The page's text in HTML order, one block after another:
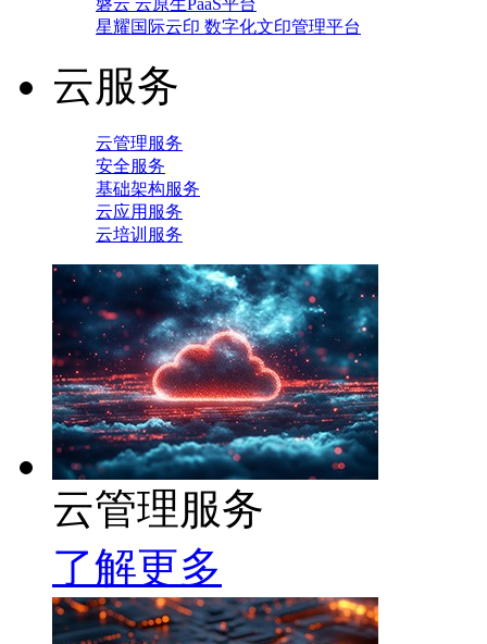
磐云 云原生PaaS平台
星耀国际云印 数字化文印管理平台
云服务
云管理服务
安全服务
基础架构服务
云应用服务
云培训服务
云管理服务
了解更多